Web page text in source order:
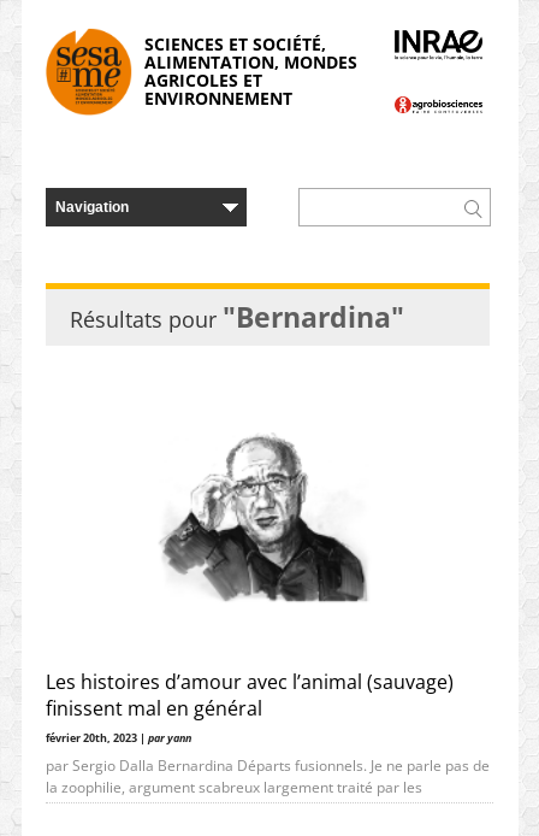
SCIENCES ET SOCIÉTÉ,
ALIMENTATION, MONDES
AGRICOLES ET
ENVIRONNEMENT
Résultats pour "Bernardina"
Les histoires d’amour avec l’animal (sauvage)
finissent mal en général
février 20th, 2023 | par yann
par Sergio Dalla Bernardina Départs fusionnels. Je ne parle pas de
la zoophilie, argument scabreux largement traité par les
psychiatres